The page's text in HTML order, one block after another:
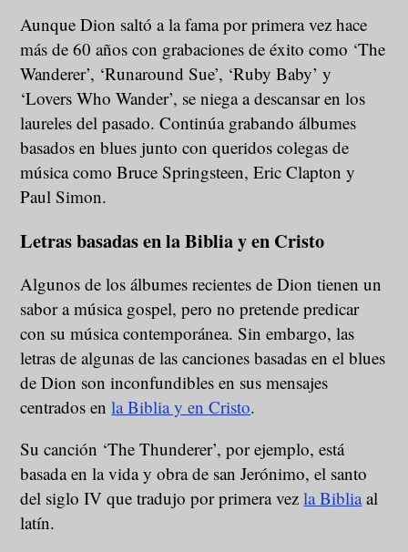
Aunque Dion saltó a la fama por primera vez hace
más de 60 años con grabaciones de éxito como ‘The
Wanderer’, ‘Runaround Sue’, ‘Ruby Baby’ y
‘Lovers Who Wander’, se niega a descansar en los
laureles del pasado. Continúa grabando álbumes
basados en blues junto con queridos colegas de
música como Bruce Springsteen, Eric Clapton y
Paul Simon.
Letras basadas en la Biblia y en Cristo
Algunos de los álbumes recientes de Dion tienen un
sabor a música gospel, pero no pretende predicar
con su música contemporánea. Sin embargo, las
letras de algunas de las canciones basadas en el blues
de Dion son inconfundibles en sus mensajes
centrados enla Biblia y en Cristo.
Su canción ‘The Thunderer’, por ejemplo, está
basada en la vida y obra de san Jerónimo, el santo
del siglo IV que tradujo por primera vezla Bibliaal
latín.